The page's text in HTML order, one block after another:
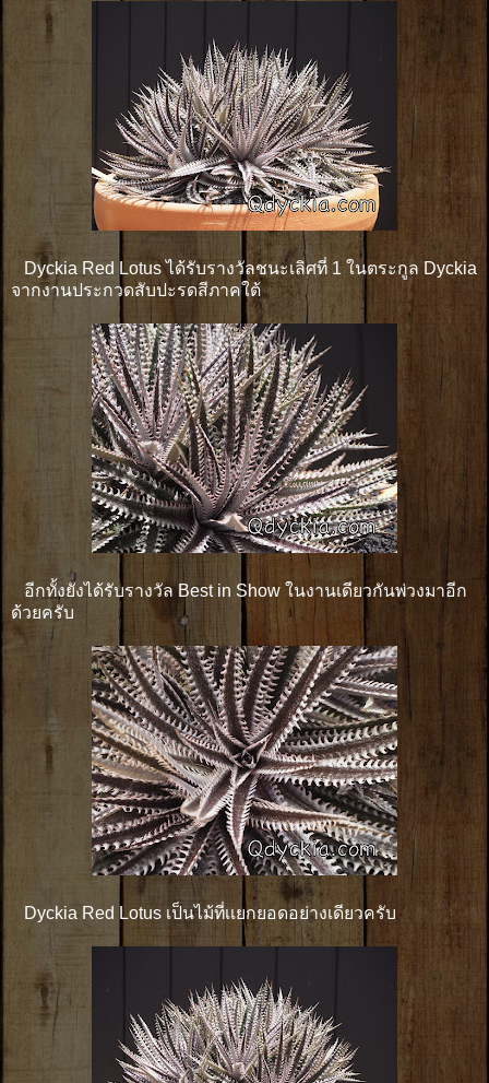
Dyckia Red Lotus ได้รับรางวัลชนะเลิศที่ 1 ในตระกูล Dyckia
จากงานประกวดสับปะรดสีภาคใต้
อีกทั้งยังได้รับรางวัล Best in Show ในงานเดียวกันพ่วงมาอีก
ด้วยครับ
Dyckia Red Lotus เป็นไม้ที่เเยกยอดอย่างเดียวครับ